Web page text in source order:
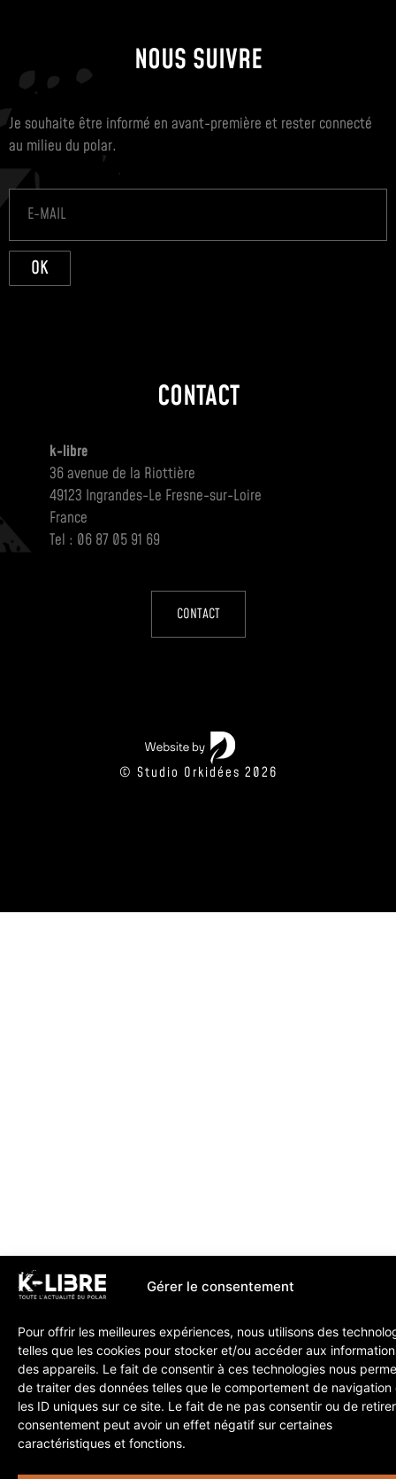
Gérer le consentement
Pour offrir les meilleures expériences, nous utilisons des
telles que les cookies pour stocker et/ou accéder aux
des appareils. Le fait de consentir à ces technologies nous
de traiter des données telles que le comportement de navigation
les ID uniques sur ce site. Le fait de ne pas consentir ou de
consentement peut avoir un effet négatif sur certaines
caractéristiques et fonctions.
NOUS SUIVRE
Je souhaite être informé en avant-première et rester connecté
au milieu du polar.
OK
CONTACT
k-libre
36 avenue de la Riottière
49123 Ingrandes-Le Fresne-sur-Loire
France
Tel : 06 87 05 91 69
CONTACT
© Studio Orkidées 2026